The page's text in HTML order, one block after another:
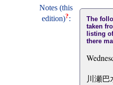
Notes (this
edition)?:
The
taken
listing
there
川瀬